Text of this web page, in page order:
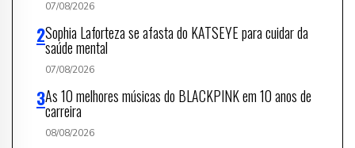
07/08/2026
Sophia Laforteza se afasta do KATSEYE para cuidar da
saúde mental
07/08/2026
As 10 melhores músicas do BLACKPINK em 10 anos de
carreira
08/08/2026